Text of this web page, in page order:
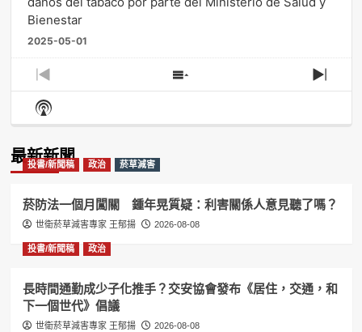
Bienestar
2025-05-01
Previous
Episode
Show
Episodes
Next
Show
Podcast
最新新聞
投書/新聞稿 政治 菸草減害
菸防法一個月闖關 鍾年晃質疑：利害關係人意見聽了嗎？
世衛菸草減害專家 王郁揚 2026-08-08
投書/新聞稿 政治
長時間通勤成少子化推手？交安協會發布《居住，交通，和
下一個世代》倡議
世衛菸草減害專家 王郁揚 2026-08-08